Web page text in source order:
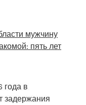
мужчину
пять лет
года в
задержания